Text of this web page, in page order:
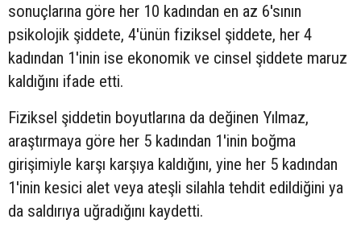
sonuçlarına göre her 10 kadından en az 6'sının
psikolojik şiddete, 4'ünün fiziksel şiddete, her 4
kadından 1'inin ise ekonomik ve cinsel şiddete maruz
kaldığını ifade etti.
Fiziksel şiddetin boyutlarına da değinen Yılmaz,
araştırmaya göre her 5 kadından 1'inin boğma
girişimiyle karşı karşıya kaldığını, yine her 5 kadından
1'inin kesici alet veya ateşli silahla tehdit edildiğini ya
da saldırıya uğradığını kaydetti.